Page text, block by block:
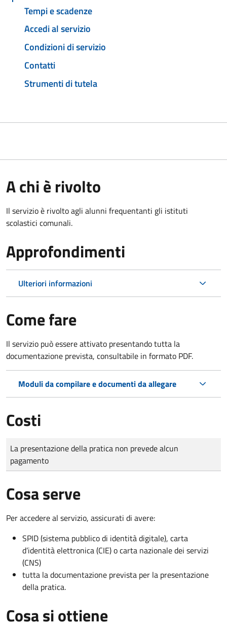
Tempi e scadenze
Accedi al servizio
Condizioni di servizio
Contatti
Strumenti di tutela
A chi è rivolto
Il servizio è rivolto agli alunni frequentanti gli istituti
scolastici comunali.
Approfondimenti
Ulteriori informazioni
Come fare
Il servizio può essere attivato presentando tutta la
documentazione prevista, consultabile in formato PDF.
Moduli da compilare e documenti da allegare
Costi
Tipo di pagamento
Importo
La presentazione della pratica non prevede alcun
pagamento
Cosa serve
Per accedere al servizio, assicurati di avere:
SPID (sistema pubblico di identità digitale), carta
d’identità elettronica (CIE) o carta nazionale dei servizi
(CNS)
tutta la documentazione prevista per la presentazione
della pratica.
Cosa si ottiene